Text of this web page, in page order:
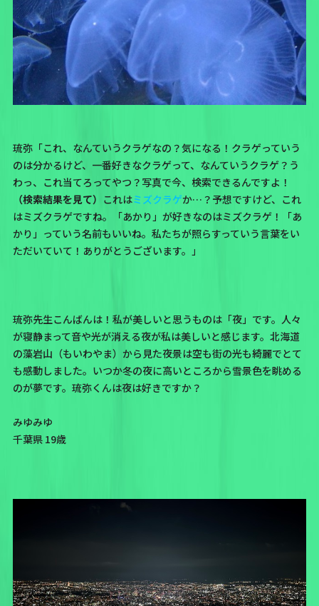
琉弥「これ、なんていうクラゲなの？気になる！クラゲっていう
のは分かるけど、一番好きなクラゲって、なんていうクラゲ？う
わっ、これ当てろってやつ？写真で今、検索できるんですよ！
（検索結果を見て） これはミズクラゲか…？予想ですけど、これ
はミズクラゲですね。「あかり」が好きなのはミズクラゲ！「あ
かり」っていう名前もいいね。私たちが照らすっていう言葉をい
ただいていて！ありがとうございます。」
琉弥先生こんばんは！私が美しいと思うものは「夜」です。人々
が寝静まって音や光が消える夜が私は美しいと感じます。北海道
の藻岩山（もいわやま）から見た夜景は空も街の光も綺麗でとて
も感動しました。いつか冬の夜に高いところから雪景色を眺める
のが夢です。琉弥くんは夜は好きですか？
みゆみゆ
千葉県 19歳